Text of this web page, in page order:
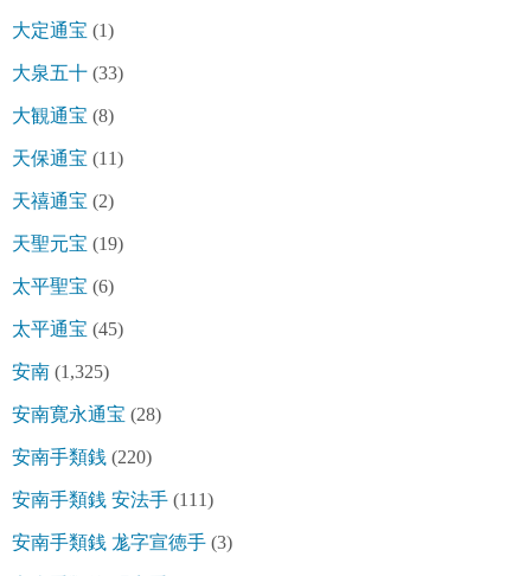
大定通宝 (1)
大泉五十 (33)
大観通宝 (8)
天保通宝 (11)
天禧通宝 (2)
天聖元宝 (19)
太平聖宝 (6)
太平通宝 (45)
安南 (1,325)
安南寛永通宝 (28)
安南手類銭 (220)
安南手類銭 安法手 (111)
安南手類銭 尨字宣徳手 (3)